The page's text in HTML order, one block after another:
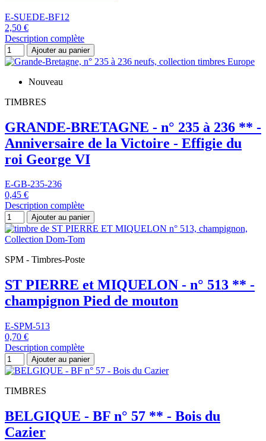
E-SUEDE-BF12
2,50 €
Description complète
Ajouter au panier
Nouveau
TIMBRES
GRANDE-BRETAGNE - n° 235 à 236 ** -
Anniversaire de la Victoire - Effigie du
roi George VI
E-GB-235-236
0,45 €
Description complète
Ajouter au panier
SPM - Timbres-Poste
ST PIERRE et MIQUELON - n° 513 ** -
champignon Pied de mouton
E-SPM-513
0,70 €
Description complète
Ajouter au panier
TIMBRES
BELGIQUE - BF n° 57 ** - Bois du
Cazier